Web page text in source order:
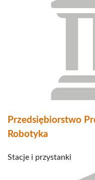
Przedsiębiorstwo
Robotyka
Stacje i przystanki